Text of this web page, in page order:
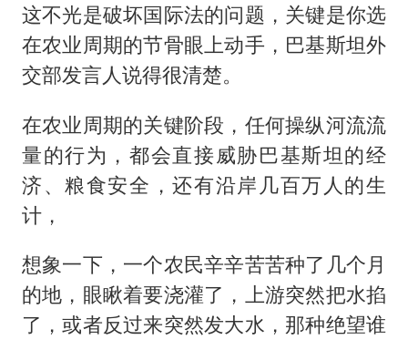
这不光是破坏国际法的问题，关键是你选
在农业周期的节骨眼上动手，巴基斯坦外
交部发言人说得很清楚。
在农业周期的关键阶段，任何操纵河流流
量的行为，都会直接威胁巴基斯坦的经
济、粮食安全，还有沿岸几百万人的生
计，
想象一下，一个农民辛辛苦苦种了几个月
的地，眼瞅着要浇灌了，上游突然把水掐
了，或者反过来突然发大水，那种绝望谁